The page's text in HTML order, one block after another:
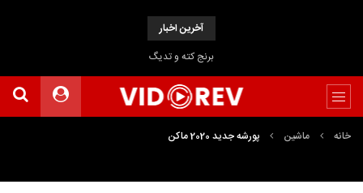
آخرین اخبار
برنج کته و تدیگ
خانه ماشین پورشه جدید 2020 ماکن